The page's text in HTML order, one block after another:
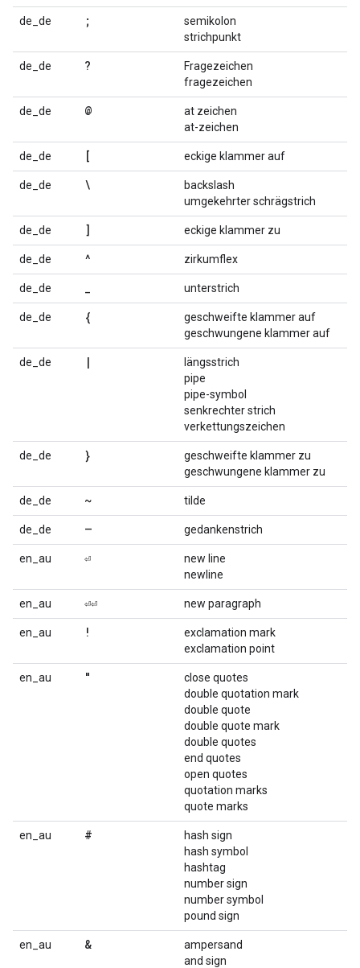
de_de ;
semikolon
strichpunkt
de_de ?
Fragezeichen
fragezeichen
de_de @
at zeichen
at-zeichen
de_de [ eckige klammer auf
de_de \
backslash
umgekehrter schrägstrich
de_de ] eckige klammer zu
de_de ^ zirkumflex
de_de _ unterstrich
de_de {
geschweifte klammer auf
geschwungene klammer auf
de_de |
längsstrich
pipe
pipe-symbol
senkrechter strich
verkettungszeichen
de_de }
geschweifte klammer zu
geschwungene klammer zu
de_de ~ tilde
de_de – gedankenstrich
en_au ⏎
new line
newline
en_au ⏎⏎ new paragraph
en_au !
exclamation mark
exclamation point
en_au "
close quotes
double quotation mark
double quote
double quote mark
double quotes
end quotes
open quotes
quotation marks
quote marks
en_au #
hash sign
hash symbol
hashtag
number sign
number symbol
pound sign
en_au &
ampersand
and sign